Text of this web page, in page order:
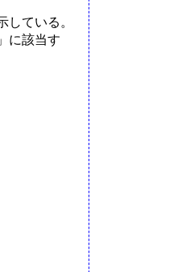
ている。
に該当す